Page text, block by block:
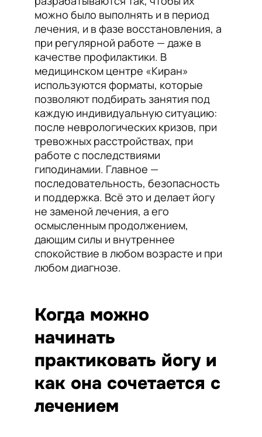
можно было выполнять и в период
лечения, и в фазе восстановления, а
при регулярной работе — даже в
качестве профилактики. В
медицинском центре «Киран»
используются форматы, которые
позволяют подбирать занятия под
каждую индивидуальную ситуацию:
после неврологических кризов, при
тревожных расстройствах, при
работе с последствиями
гиподинамии. Главное —
последовательность, безопасность
и поддержка. Всё это и делает йогу
не заменой лечения, а его
осмысленным продолжением,
дающим силы и внутреннее
спокойствие в любом возрасте и при
любом диагнозе.
Когда можно
начинать
практиковать йогу и
как она сочетается с
лечением